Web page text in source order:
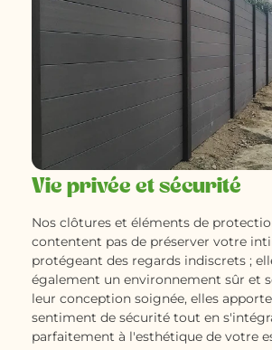
Vie privée et sécurité
Nos clôtures et éléments de
contentent pas de préserver votre
protégeant des regards indiscrets ;
également un environnement sûr et
leur conception soignée, elles
sentiment de sécurité tout en
parfaitement à l'esthétique de votre